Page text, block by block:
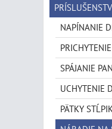
NAPÍNANIE
SPÁJANIE
UCHYTENIE
PÄTKY